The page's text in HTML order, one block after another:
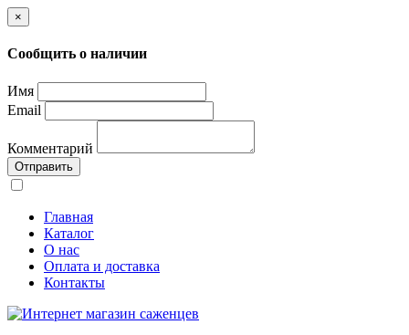
×
Сообщить о наличии
Имя
Email
Комментарий
Отправить
Главная
Каталог
О нас
Оплата и доставка
Контакты